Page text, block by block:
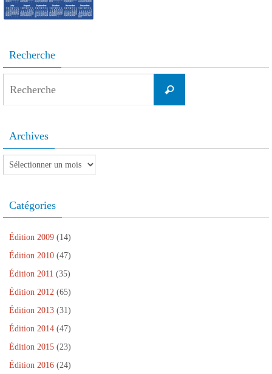
Recherche
Recherche
Archives
Archives
Catégories
Édition 2009 (14)
Édition 2010 (47)
Édition 2011 (35)
Édition 2012 (65)
Édition 2013 (31)
Édition 2014 (47)
Édition 2015 (23)
Édition 2016 (24)